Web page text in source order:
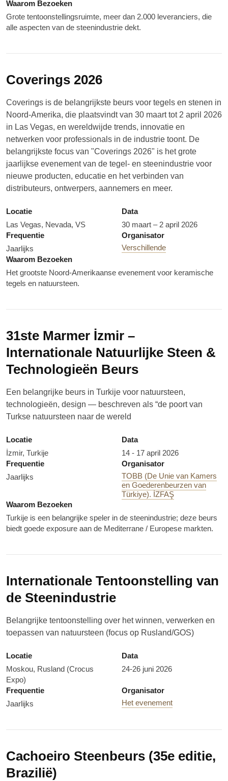
Waarom Bezoeken
Grote tentoonstellingsruimte, meer dan 2.000 leveranciers, die
alle aspecten van de steenindustrie dekt.
Coverings 2026
Coverings is de belangrijkste beurs voor tegels en stenen in
Noord-Amerika, die plaatsvindt van 30 maart tot 2 april 2026
in Las Vegas, en wereldwijde trends, innovatie en
netwerken voor professionals in de industrie toont. De
belangrijkste focus van "Coverings 2026" is het grote
jaarlijkse evenement van de tegel- en steenindustrie voor
nieuwe producten, educatie en het verbinden van
distributeurs, ontwerpers, aannemers en meer.
Locatie
Las Vegas, Nevada, VS
Data
30 maart – 2 april 2026
Frequentie
Jaarlijks
Organisator
Verschillende
Waarom Bezoeken
Het grootste Noord-Amerikaanse evenement voor keramische
tegels en natuursteen.
31ste Marmer İzmir –
Internationale Natuurlijke Steen &
Technologieën Beurs
Een belangrijke beurs in Turkije voor natuursteen,
technologieën, design — beschreven als “de poort van
Turkse natuursteen naar de wereld
Locatie
İzmir, Turkije
Data
14 - 17 april 2026
Frequentie
Jaarlijks
Organisator
TOBB (De Unie van Kamers
en Goederenbeurzen van
Türkiye). İZFAŞ
Waarom Bezoeken
Turkije is een belangrijke speler in de steenindustrie; deze beurs
biedt goede exposure aan de Mediterrane / Europese markten.
Internationale Tentoonstelling van
de Steenindustrie
Belangrijke tentoonstelling over het winnen, verwerken en
toepassen van natuursteen (focus op Rusland/GOS)
Locatie
Moskou, Rusland (Crocus
Expo)
Data
24-26 juni 2026
Frequentie
Jaarlijks
Organisator
Het evenement
Cachoeiro Steenbeurs (35e editie,
Brazilië)